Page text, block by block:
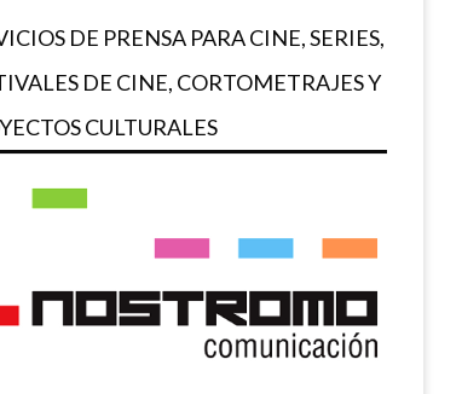
DE PRENSA PARA CINE, SERIES,
DE CINE, CORTOMETRAJES Y
CULTURALES